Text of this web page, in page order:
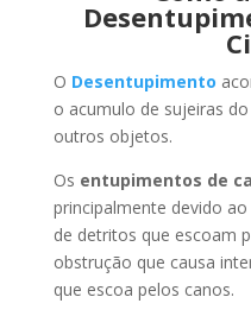
O Desentupimento
o acumulo de sujeiras
outros objetos.
Os entupimentos de
principalmente devido
de detritos que escoam
obstrução que causa
que escoa pelos canos.